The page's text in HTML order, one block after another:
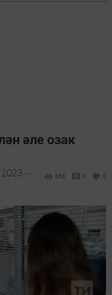
әле озак
-
868 0 0